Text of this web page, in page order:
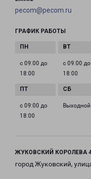
pecom@pecom.ru
ГРАФИК РАБОТЫ
с 09:00 до
18:00
с 09:00 до
18:00
с 09:00 до
18:00
Выходной
ЖУКОВСКИЙ КОРОЛЕВА
город Жуковский,